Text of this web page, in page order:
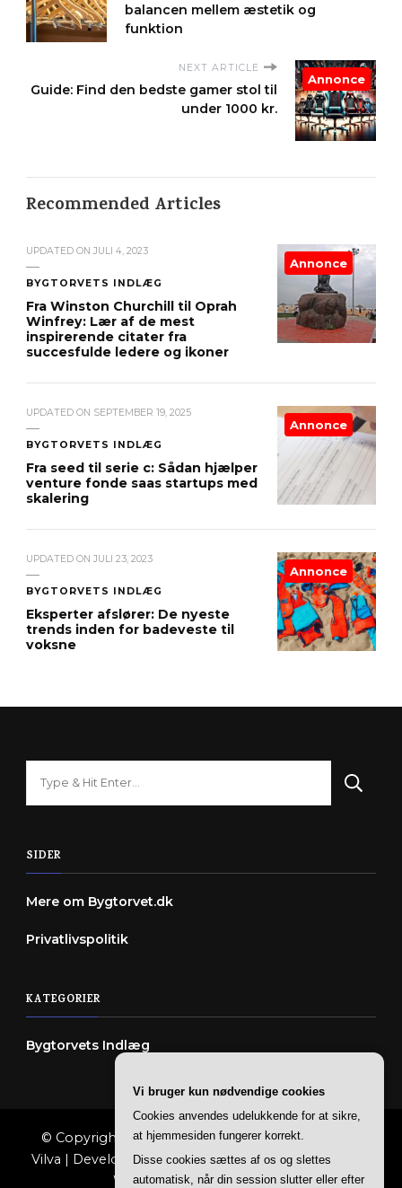
balancen mellem æstetik og
funktion
NEXT ARTICLE
Guide: Find den bedste gamer stol til
under 1000 kr.
Annonce
Recommended Articles
UPDATED ON JULI 4, 2023
BYGTORVETS INDLÆG
Fra Winston Churchill til Oprah
Winfrey: Lær af de mest
inspirerende citater fra
succesfulde ledere og ikoner
Annonce
UPDATED ON SEPTEMBER 19, 2025
BYGTORVETS INDLÆG
Fra seed til serie c: Sådan hjælper
venture fonde saas startups med
skalering
Annonce
UPDATED ON JULI 23, 2023
BYGTORVETS INDLÆG
Eksperter afslører: De nyeste
trends inden for badeveste til
voksne
Annonce
SIDER
Mere om Bygtorvet.dk
Privatlivspolitik
KATEGORIER
Bygtorvets Indlæg
© Copyright 2026Bygtorvet. All Rights Reserved.
Vilva | Developed ByBlossom Themes. Powered by
WordPress.Privatlivspolitik
Vi bruger kun nødvendige cookies
Cookies anvendes udelukkende for at sikre,
at hjemmesiden fungerer korrekt.
Disse cookies sættes af os og slettes
automatisk, når din session slutter eller efter